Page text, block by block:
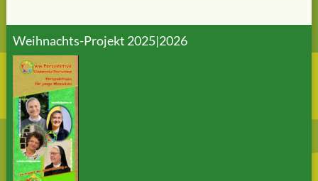
Weihnachts-Projekt 2025|2026